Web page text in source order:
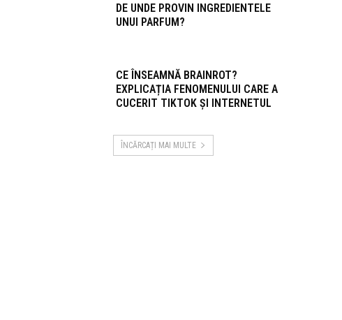
DE UNDE PROVIN INGREDIENTELE
UNUI PARFUM?
CE ÎNSEAMNĂ BRAINROT?
EXPLICAȚIA FENOMENULUI CARE A
CUCERIT TIKTOK ȘI INTERNETUL
ÎNCĂRCAȚI MAI MULTE